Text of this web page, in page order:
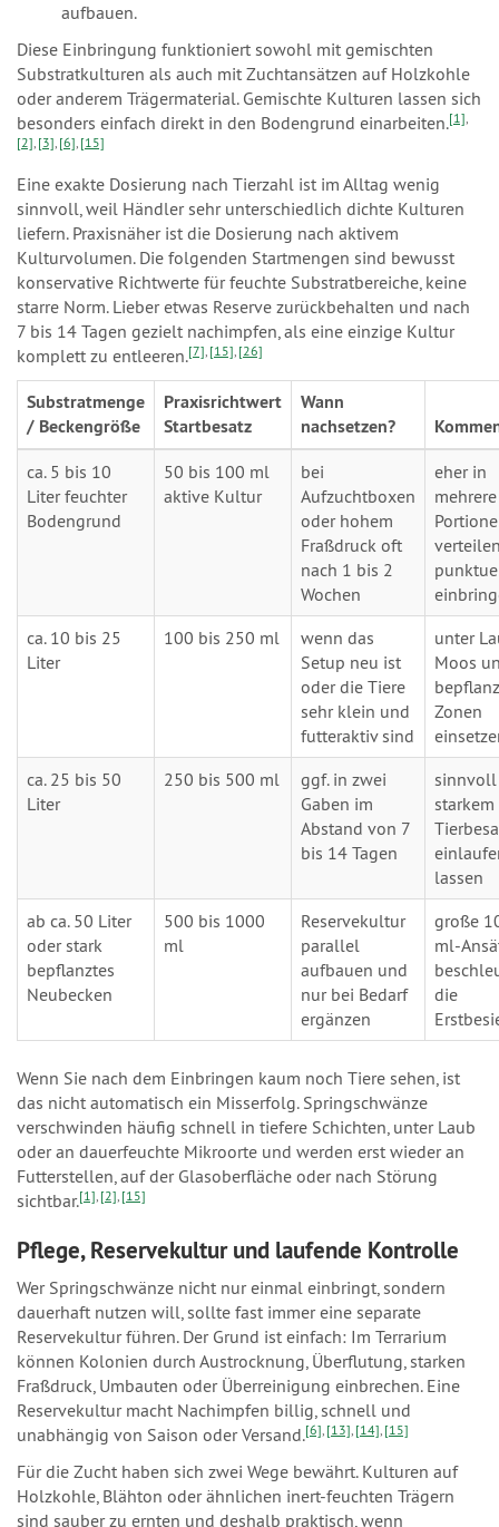
aufbauen.
Diese Einbringung funktioniert sowohl mit gemischten
Substratkulturen als auch mit Zuchtansätzen auf Holzkohle
oder anderem Trägermaterial. Gemischte Kulturen lassen sich
besonders einfach direkt in den Bodengrund einarbeiten.[1],
[2], [3], [6], [15]
Eine exakte Dosierung nach Tierzahl ist im Alltag wenig
sinnvoll, weil Händler sehr unterschiedlich dichte Kulturen
liefern. Praxisnäher ist die Dosierung nach aktivem
Kulturvolumen. Die folgenden Startmengen sind bewusst
konservative Richtwerte für feuchte Substratbereiche, keine
starre Norm. Lieber etwas Reserve zurückbehalten und nach
7 bis 14 Tagen gezielt nachimpfen, als eine einzige Kultur
komplett zu entleeren.[7], [15], [26]
Substratmenge
/ Beckengröße
Praxisrichtwert
Startbesatz
Wann
nachsetzen?
ca. 5 bis 10
Liter feuchter
Bodengrund
50 bis 100 ml
aktive Kultur
bei
Aufzuchtboxen
oder hohem
Fraßdruck oft
nach 1 bis 2
Wochen
eher in
ca. 10 bis 25
Liter
100 bis 250 ml
wenn das
Setup neu ist
oder die Tiere
sehr klein und
futteraktiv sind
unter
Moos
Zonen
ca. 25 bis 50
Liter
250 bis 500 ml
ggf. in zwei
Gaben im
Abstand von 7
bis 14 Tagen
starkem
lassen
ab ca. 50 Liter
oder stark
bepflanztes
Neubecken
500 bis 1000
ml
Reservekultur
parallel
aufbauen und
nur bei Bedarf
ergänzen
große
ml-
die
Wenn Sie nach dem Einbringen kaum noch Tiere sehen, ist
das nicht automatisch ein Misserfolg. Springschwänze
verschwinden häufig schnell in tiefere Schichten, unter Laub
oder an dauerfeuchte Mikroorte und werden erst wieder an
Futterstellen, auf der Glasoberfläche oder nach Störung
sichtbar.[1], [2], [15]
Pflege, Reservekultur und laufende Kontrolle
Wer Springschwänze nicht nur einmal einbringt, sondern
dauerhaft nutzen will, sollte fast immer eine separate
Reservekultur führen. Der Grund ist einfach: Im Terrarium
können Kolonien durch Austrocknung, Überflutung, starken
Fraßdruck, Umbauten oder Überreinigung einbrechen. Eine
Reservekultur macht Nachimpfen billig, schnell und
unabhängig von Saison oder Versand.[6], [13], [14], [15]
Für die Zucht haben sich zwei Wege bewährt. Kulturen auf
Holzkohle, Blähton oder ähnlichen inert-feuchten Trägern
sind sauber zu ernten und deshalb praktisch, wenn